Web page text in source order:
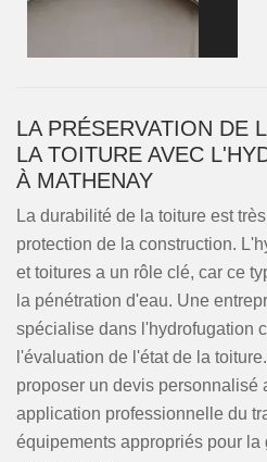
LA PRÉSERVATION DE
LA TOITURE AVEC
À MATHENAY
La durabilité de la toiture est
protection de la construction.
et toitures a un rôle clé, car ce
la pénétration d'eau. Une
spécialise dans l'hydrofugation
l'évaluation de l'état de la
proposer un devis personnalisé
application professionnelle du
équipements appropriés pour la